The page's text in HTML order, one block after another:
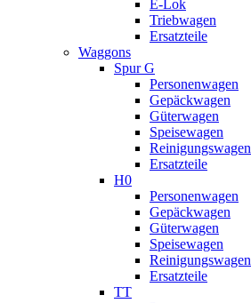
E-Lok
Triebwagen
Ersatzteile
Waggons
Spur G
Personenwagen
Gepäckwagen
Güterwagen
Speisewagen
Reinigungswagen
Ersatzteile
H0
Personenwagen
Gepäckwagen
Güterwagen
Speisewagen
Reinigungswagen
Ersatzteile
TT